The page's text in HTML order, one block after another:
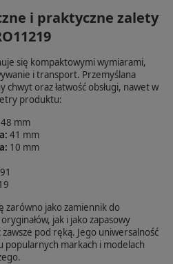
i praktyczne zalety
się kompaktowymi wymiarami,
i transport. Przemyślana
oraz łatwość obsługi, nawet w
produktu:
48 mm
41 mm
10 mm
zarówno jako zamiennik do
jak i jako zapasowy
pod ręką. Jego uniwersalność
popularnych markach i modelach